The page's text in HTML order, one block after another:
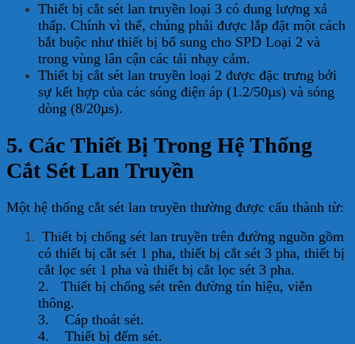
Thiết bị cắt sét lan truyền loại 3 có dung lượng xả
thấp. Chính vì thế, chúng phải được lắp đặt một cách
bắt buộc như thiết bị bổ sung cho SPD Loại 2 và
trong vùng lân cận các tải nhạy cảm.
Thiết bị cắt sét lan truyền loại 2 được đặc trưng bởi
sự kết hợp của các sóng điện áp (1.2/50µs) và sóng
dòng (8/20µs).
5. Các Thiết Bị Trong Hệ Thống
Cắt Sét Lan Truyền
Một hệ thống cắt sét lan truyền thường được cấu thành từ:
Thiết bị chống sét lan truyền trên đường nguồn gồm
có thiết bị cắt sét 1 pha, thiết bị cắt sét 3 pha, thiết bị
cắt lọc sét 1 pha và thiết bị cắt lọc sét 3 pha.
2. Thiết bị chống sét trên đường tín hiệu, viễn
thông.
3. Cáp thoát sét.
4. Thiết bị đếm sét.